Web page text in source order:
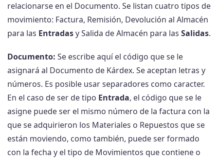
relacionarse en el Documento. Se listan cuatro tipos de
movimiento: Factura, Remisión, Devolución al Almacén
para las Entradasy Salida de Almacén para las Salidas.
Documento: Se escribe aquí el código que se le
asignará al Documento de Kárdex. Se aceptan letras y
números. Es posible usar separadores como caracter.
En el caso de ser de tipo Entrada, el código que se le
asigne puede ser el mismo número de la factura con la
que se adquirieron los Materiales o Repuestos que se
están moviendo, como también, puede ser formado
con la fecha y el tipo de Movimientos que contiene o